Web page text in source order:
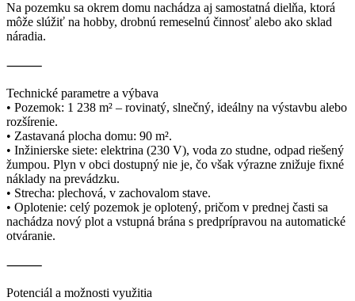
Na pozemku sa okrem domu nachádza aj samostatná dielňa, ktorá
môže slúžiť na hobby, drobnú remeselnú činnosť alebo ako sklad
náradia.
⸻
Technické parametre a výbava
• Pozemok: 1 238 m² – rovinatý, slnečný, ideálny na výstavbu alebo
rozšírenie.
• Zastavaná plocha domu: 90 m².
• Inžinierske siete: elektrina (230 V), voda zo studne, odpad riešený
žumpou. Plyn v obci dostupný nie je, čo však výrazne znižuje fixné
náklady na prevádzku.
• Strecha: plechová, v zachovalom stave.
• Oplotenie: celý pozemok je oplotený, pričom v prednej časti sa
nachádza nový plot a vstupná brána s predprípravou na automatické
otváranie.
⸻
Potenciál a možnosti využitia